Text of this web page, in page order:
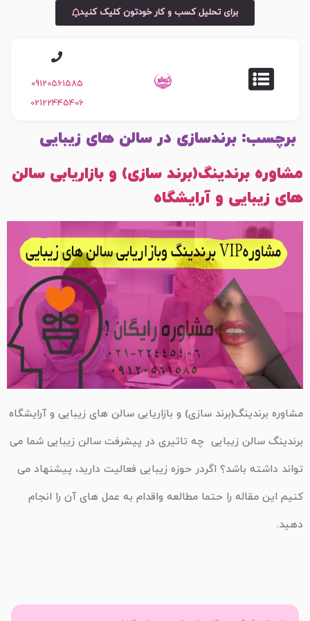
برای تحلیل کسب و کار خودتون کلیک کنید
09120561585
02122445406
برچسب: برندسازی در سالن های زیبایی
مشاوره برندینگ(برند سازی) و بازاریابی سالن
های زیبایی و آرایشگاه
مشاوره برندینگ(برند سازی) و بازاریابی سالن های زیبایی و آرایشگاه
برندینگ سالن زیبایی چه تاثیری در پیشرفت سالن زیبایی شما می
تواند داشته باشد؟ اگردر حوزه زیبایی فعالیت دارید، پیشنهاد می
کنیم این مقاله را حتما مطالعه واقدام به عمل های آن را انجام
دهید.